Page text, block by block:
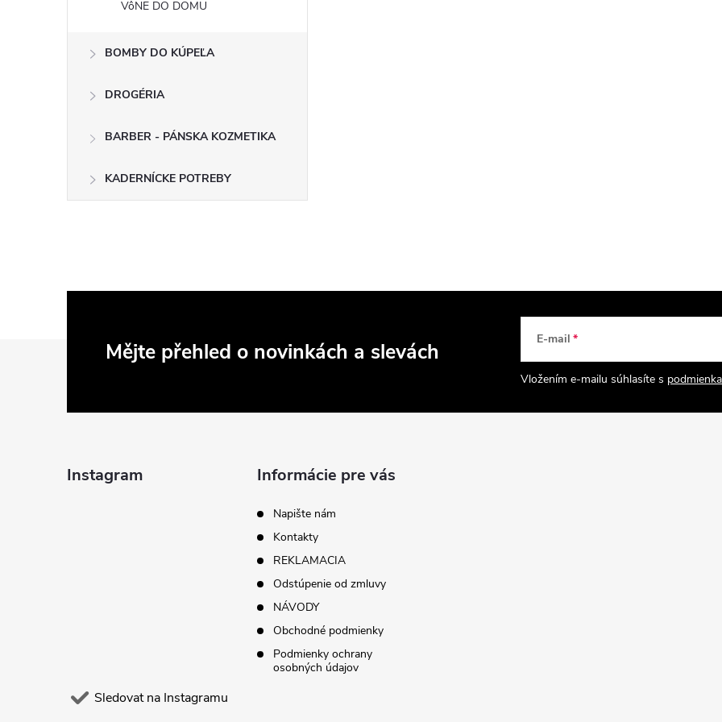
VôNE DO DOMU
BOMBY DO KÚPEĽA
DROGÉRIA
BARBER - PÁNSKA KOZMETIKA
KADERNÍCKE POTREBY
Mějte přehled o novinkách a slevách E-mail
Vložením e-mailu súhlasíte s
Instagram
Sledovat na Instagramu
Informácie pre vás
Napište nám
Kontakty
REKLAMACIA
Odstúpenie od zmluvy
NÁVODY
Obchodné podmienky
Podmienky ochrany
osobných údajov